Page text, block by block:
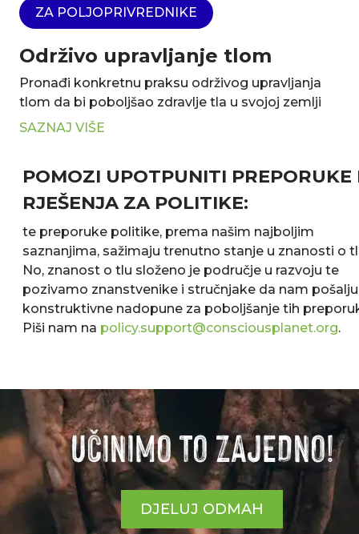
ZA POLJOPRIVREDNIKE
Održivo upravljanje tlom
Pronađi konkretnu praksu održivog upravljanja
tlom da bi poboljšao zdravlje tla u svojoj zemlji
SAZNAJ VIŠE
POMOZI UPOTPUNITI PREPORUKE
RJEŠENJA ZA POLITIKE:
te preporuke politike, prema našim najboljim
saznanjima, sažimaju trenutno stanje u znanosti o
No, znanost o tlu složeno je područje u razvoju te
pozivamo znanstvenike i stručnjake da nam pošalju
konstruktivne nadopune za poboljšanje tih
Piši nam na policy.support@consciousplanet.org.
UČINIMO TO ZAJEDNO!
DJELUJ ODMAH